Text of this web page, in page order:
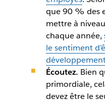
que 90 % des
mettre à
chaque année,
le sentiment
Écoutez. Bien
primordiale,
devez être le